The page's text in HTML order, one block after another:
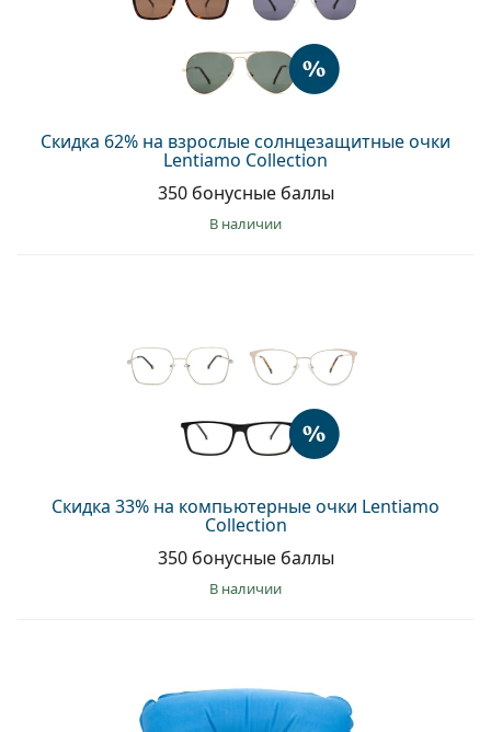
Скидка 62% на взрослые солнцезащитные очки
Lentiamo Collection
350 бонусные баллы
в наличии
Скидка 33% на компьютерные очки Lentiamo
Collection
350 бонусные баллы
в наличии